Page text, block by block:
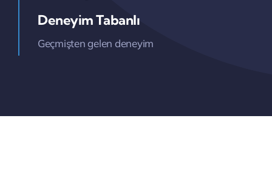
Deneyim Tabanlı
Geçmişten gelen deneyim